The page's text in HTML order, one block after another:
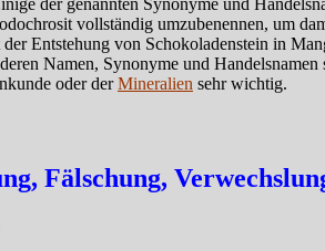
der genannten Synonyme und
vollständig umzubenennen, um
Entstehung von Schokoladenstein in
Namen, Synonyme und
oder derMineralien sehr wichtig.
Fälschung,